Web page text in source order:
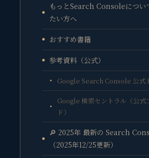
もっとSearch Consoleについ
たい方へ
おすすめ書籍
参考資料（公式）
Google Search Console 公式
Google 検索セントラル（公式
ド）
🔎 2025年 最新の Search
（2025年12/25更新）